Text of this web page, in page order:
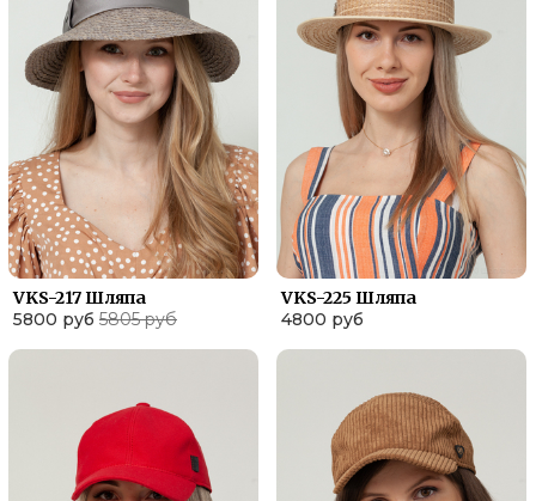
VKS-217 Шляпа
5800 руб 5805 руб
VKS-225 Шляпа
4800 руб